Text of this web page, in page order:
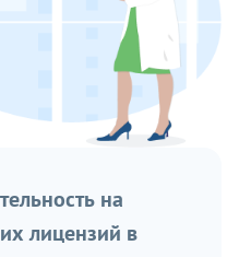
на
лицензий в